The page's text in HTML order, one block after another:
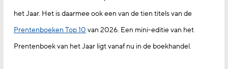
het Jaar. Het is daarmee ook een van de tien titels van de
Prentenboeken Top 10 van 2026. Een mini-editie van het
Prentenboek van het Jaar ligt vanaf nu in de boekhandel.